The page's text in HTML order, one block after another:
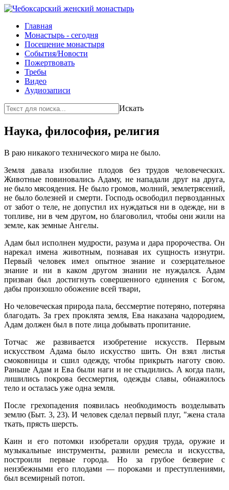
Главная
Монастырь - сегодня
Посещение монастыря
События/Новости
Пожертвовать
Требы
Видео
Аудиозаписи
Искать
Наука, философия, религия
В раю никакого технического мира не было.
Земля давала изобилие плодов без трудов человеческих.
Животные повиновались Адаму, не нападали друг на друга,
не было мясоядения. Не было громов, молний, землетрясений,
не было болезней и смерти. Гос­подь освободил первозданных
от забот о теле, не допустил их нуждаться ни в одежде, ни в
топливе, ни в чем другом, но благоволил, чтобы они жи­ли на
земле, как земные Ангелы.
Адам был исполнен мудрости, разума и дара пророчества. Он
нарекал имена животным, познавая их сущность изнутри.
Первый человек имел опытное знание и созерцательное
знание и ни в каком другом знании не нуждался. Адам
призван был достигнуть совершенного единения с Богом,
дабы произошло обожение всей твари,
Но человеческая природа пала, бессмертие потеряно, потеряна
благо­дать. За грех проклята земля, Ева наказана чадородием,
Адам должен был в поте лица добывать пропитание.
Тотчас же развивается изобретение искусств. Первым
искусством Адама было искусство шить. Он взял листья
смоковницы и сшил одежду, чтобы прикрыть наготу свою.
Раньше Адам и Ева были наги и не стыдились. А когда пали,
лишились покрова бессмертия, одежды славы, обнажилось
тело и осталась уже одна земля.
После грехопадения появилась необходимость возделывать
землю (Быт. 3, 23). И человек сделал первый плуг, "жена стала
ткать, прясть шерсть.
Каин и его потомки изобретали орудия труда, оружие и
музыкальные инструменты, развили ремесла и искусства,
построили первые города. Но за грубое безверие с
неизбежными его плодами — пороками и преступле­ниями,
был всемирный потоп.